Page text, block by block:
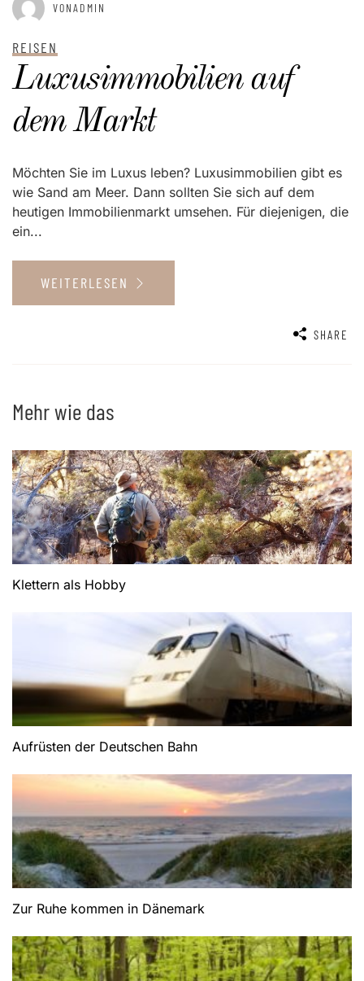
VONADMIN
REISEN
Luxusimmobilien auf
dem Markt
Möchten Sie im Luxus leben? Luxusimmobilien gibt es
wie Sand am Meer. Dann sollten Sie sich auf dem
heutigen Immobilienmarkt umsehen. Für diejenigen, die
ein...
WEITERLESEN
SHARE
Mehr wie das
Klettern als Hobby
Aufrüsten der Deutschen Bahn
Zur Ruhe kommen in Dänemark